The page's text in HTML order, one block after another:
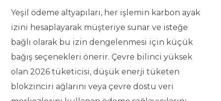
Yeşil ödeme altyapıları, her işlemin karbon ayak
izini hesaplayarak müşteriye sunar ve isteğe
bağlı olarak bu izin dengelenmesi için küçük
bağış seçenekleri önerir. Çevre bilinci yüksek
olan 2026 tüketicisi, düşük enerji tüketen
blokzinciri ağlarını veya çevre dostu veri